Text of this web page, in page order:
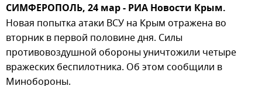
СИМФЕРОПОЛЬ, 24 мар - РИА Новости Крым.
Новая попытка атаки ВСУ на Крым отражена во
вторник в первой половине дня. Силы
противовоздушной обороны уничтожили четыре
вражеских беспилотника. Об этом сообщили в
Минобороны.